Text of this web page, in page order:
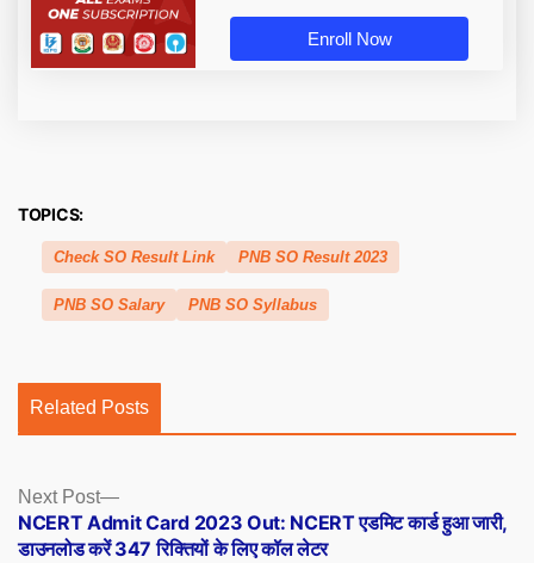
Enroll Now
TOPICS:
Check SO Result Link PNB SO Result 2023
PNB SO Salary PNB SO Syllabus
Related Posts
Posts
navigation
Next Post
Next
post:
NCERT Admit Card 2023 Out: NCERT एडमिट कार्ड हुआ जारी,
डाउनलोड करें 347 रिक्तियों के लिए कॉल लेटर